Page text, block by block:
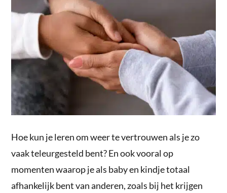
Hoe kun je leren om weer te vertrouwen als je zo
vaak teleurgesteld bent? En ook vooral op
momenten waarop je als baby en kindje totaal
afhankelijk bent van anderen, zoals bij het krijgen